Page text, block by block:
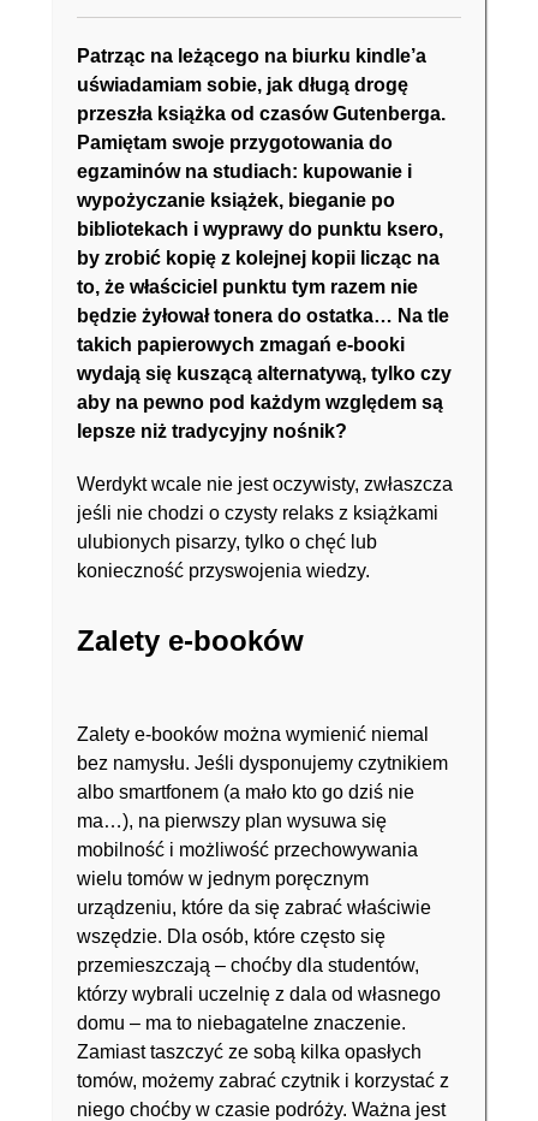
Patrząc na leżącego na biurku kindle’a
uświadamiam sobie, jak długą drogę
przeszła książka od czasów Gutenberga.
Pamiętam swoje przygotowania do
egzaminów na studiach: kupowanie i
wypożyczanie książek, bieganie po
bibliotekach i wyprawy do punktu ksero,
by zrobić kopię z kolejnej kopii licząc na
to, że właściciel punktu tym razem nie
będzie żyłował tonera do ostatka… Na tle
takich papierowych zmagań e-booki
wydają się kuszącą alternatywą, tylko czy
aby na pewno pod każdym względem są
lepsze niż tradycyjny nośnik?
Werdykt wcale nie jest oczywisty, zwłaszcza
jeśli nie chodzi o czysty relaks z książkami
ulubionych pisarzy, tylko o chęć lub
konieczność przyswojenia wiedzy.
Zalety e-booków
Zalety e-booków można wymienić niemal
bez namysłu. Jeśli dysponujemy czytnikiem
albo smartfonem (a mało kto go dziś nie
ma…), na pierwszy plan wysuwa się
mobilność i możliwość przechowywania
wielu tomów w jednym poręcznym
urządzeniu, które da się zabrać właściwie
wszędzie. Dla osób, które często się
przemieszczają – choćby dla studentów,
którzy wybrali uczelnię z dala od własnego
domu – ma to niebagatelne znaczenie.
Zamiast taszczyć ze sobą kilka opasłych
tomów, możemy zabrać czytnik i korzystać z
niego choćby w czasie podróży. Ważna jest